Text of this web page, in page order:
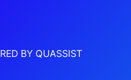
BY QUASSIST